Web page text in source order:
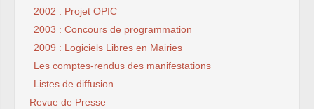
2002 : Projet OPIC
2003 : Concours de programmation
2009 : Logiciels Libres en Mairies
Les comptes-rendus des manifestations
Listes de diffusion
Revue de Presse